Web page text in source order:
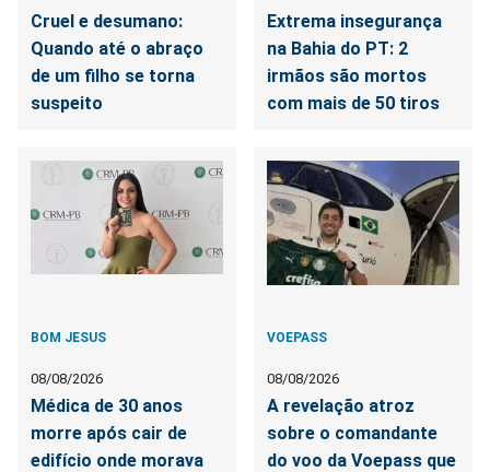
Cruel e desumano:
Quando até o abraço
de um filho se torna
suspeito
Extrema insegurança
na Bahia do PT: 2
irmãos são mortos
com mais de 50 tiros
BOM JESUS
08/08/2026
Médica de 30 anos
morre após cair de
edifício onde morava
VOEPASS
08/08/2026
A revelação atroz
sobre o comandante
do voo da Voepass que